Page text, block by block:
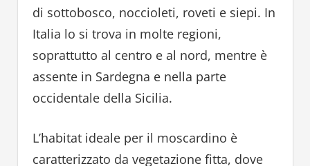
di sottobosco, noccioleti, roveti e siepi. In
Italia lo si trova in molte regioni,
soprattutto al centro e al nord, mentre è
assente in Sardegna e nella parte
occidentale della Sicilia.
L’habitat ideale per il moscardino è
caratterizzato da vegetazione fitta, dove